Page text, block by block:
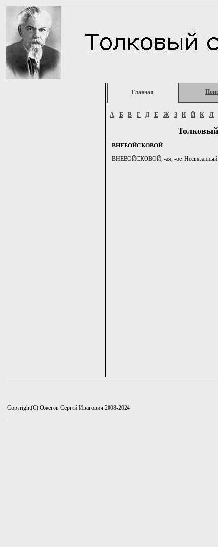
Главная
А Б В Г Д Е Ж З И Й К Л
ВНЕВОЙСКОВОЙ
ВНЕВОЙСКОВОЙ, -ая, -ое. Несвязанный с
Copyright(C) Ожегов Сергей Иванович 2008-2024